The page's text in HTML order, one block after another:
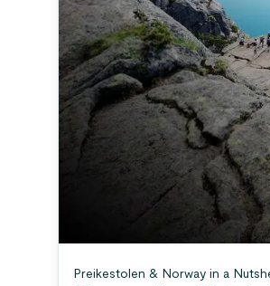
Preikestolen & Norway in a